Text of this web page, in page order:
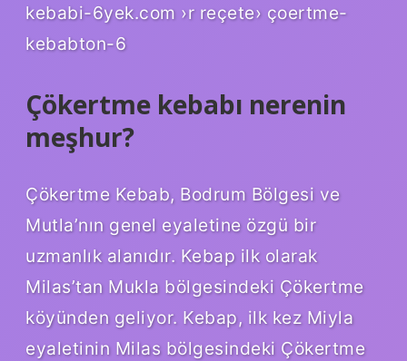
kebabi-6yek.com ›r reçete› çoertme-
kebabton-6
Çökertme kebabı nerenin
meşhur?
Çökertme Kebab, Bodrum Bölgesi ve
Mutla’nın genel eyaletine özgü bir
uzmanlık alanıdır. Kebap ilk olarak
Milas’tan Mukla bölgesindeki Çökertme
köyünden geliyor. Kebap, ilk kez Miyla
eyaletinin Milas bölgesindeki Çökertme